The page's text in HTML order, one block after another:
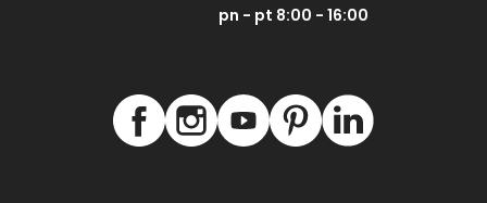
pn - pt 8:00 - 16:00